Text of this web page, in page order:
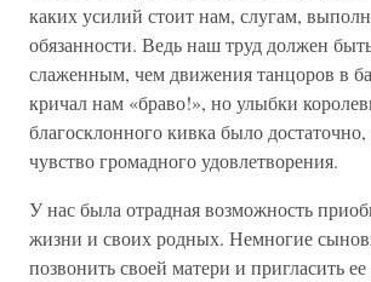
каких усилий стоит нам, слугам,
обязанности. Ведь наш труд должен
слаженным, чем движения танцоров в
кричал нам «браво!», но улыбки
благосклонного кивка было
чувство громадного удовлетворения.
У нас была отрадная возможность
жизни и своих родных. Немногие
позвонить своей матери и пригласить ее